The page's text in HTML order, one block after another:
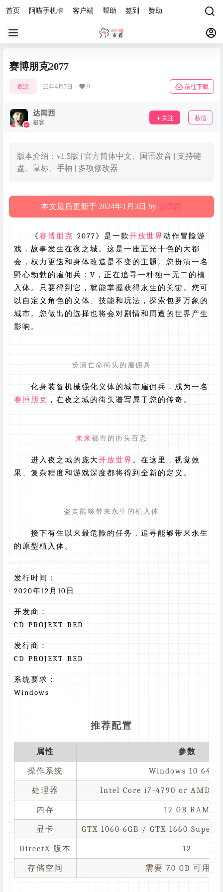
首页 阿喵手机卡 客户端 帮助 签到 赞助
赛博朋克2077
资源 22年4月7日 0 前往下载
达闻西
极客
关注 私信
版本介绍：v1.5版 | 官方简体中文、国语发音 | 支持键
盘、鼠标、手柄 | 多项修改器
本文最后更新于 2024年1月3日 by 达闻西
《赛博朋克 2077》是一款开放世界动作冒险游
戏，故事发生在夜之城。这是一座五光十色的大都
会，权力更迭和身体改造是不变的主题。您扮演一名
野心勃勃的雇佣兵：V，正在追寻一种独一无二的植
入体。只要得到它，就能掌握获得永生的关键。您可
以自定义角色的义体、技能和玩法，探索包罗万象的
城市。您做出的选择也将会对剧情和周遭的世界产生
影响。
扮演亡命街头的雇佣兵
化身装备机械强化义体的城市雇佣兵，成为一名
赛博朋克 ，在夜之城的街头谱写属于您的传奇。
未来都市的街头百态
进入夜之城的庞大开放世界 。在这里，视觉效
果、复杂程度和游戏深度都将得到全新的定义。
盗走能够带来永生的植入体
接下有生以来最危险的任务，追寻能够带来永生
的原型植入体。
发行时间：
2020年12月10日
开发商：
CD PROJEKT RED
发行商：
CD PROJEKT RED
系统要求：
Windows
推荐配置
属性 参数
操作系统 Windows 10 64-
处理器 Intel Core i7-4790 or AMD
内存 12 GB RAM
显卡 GTX 1060 6GB / GTX 1660 Super
DirectX 版本 12
存储空间 需要 70 GB 可用空